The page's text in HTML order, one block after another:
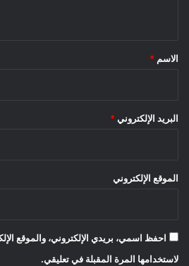
*
الاسم *
البريد الإلكتروني *
الموقع الإلكتروني
احفظ اسمي، بريدي الإلكتروني، والموقع
لاستخدامها المرة المقبلة في تعليقي.